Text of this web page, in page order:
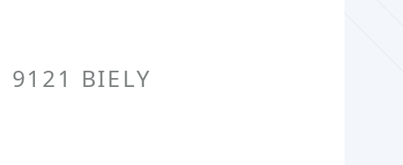
9121 BIELY